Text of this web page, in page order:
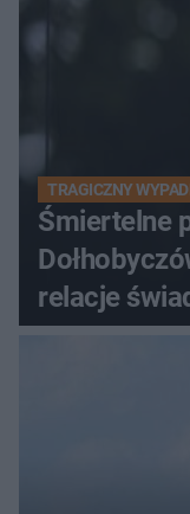
TRAGICZNY
Śmiertelne
relacje